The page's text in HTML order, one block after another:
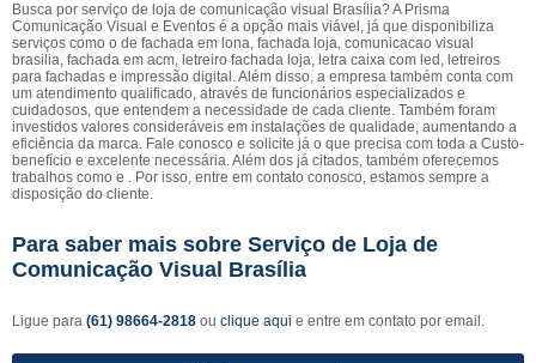
Busca por serviço de loja de comunicação visual Brasília? A Prisma
Comunicação Visual e Eventos é a opção mais viável, já que disponibiliza
serviços como o de fachada em lona, fachada loja, comunicacao visual
brasilia, fachada em acm, letreiro fachada loja, letra caixa com led, letreiros
para fachadas e impressão digital. Além disso, a empresa também conta com
um atendimento qualificado, através de funcionários especializados e
cuidadosos, que entendem a necessidade de cada cliente. Também foram
investidos valores consideráveis em instalações de qualidade, aumentando a
eficiência da marca. Fale conosco e solicite já o que precisa com toda a Custo-
benefício e excelente necessária. Além dos já citados, também oferecemos
trabalhos como e . Por isso, entre em contato conosco, estamos sempre a
disposição do cliente.
Para saber mais sobre Serviço de Loja de
Comunicação Visual Brasília
Ligue para (61) 98664-2818 ou clique aqui e entre em contato por email.